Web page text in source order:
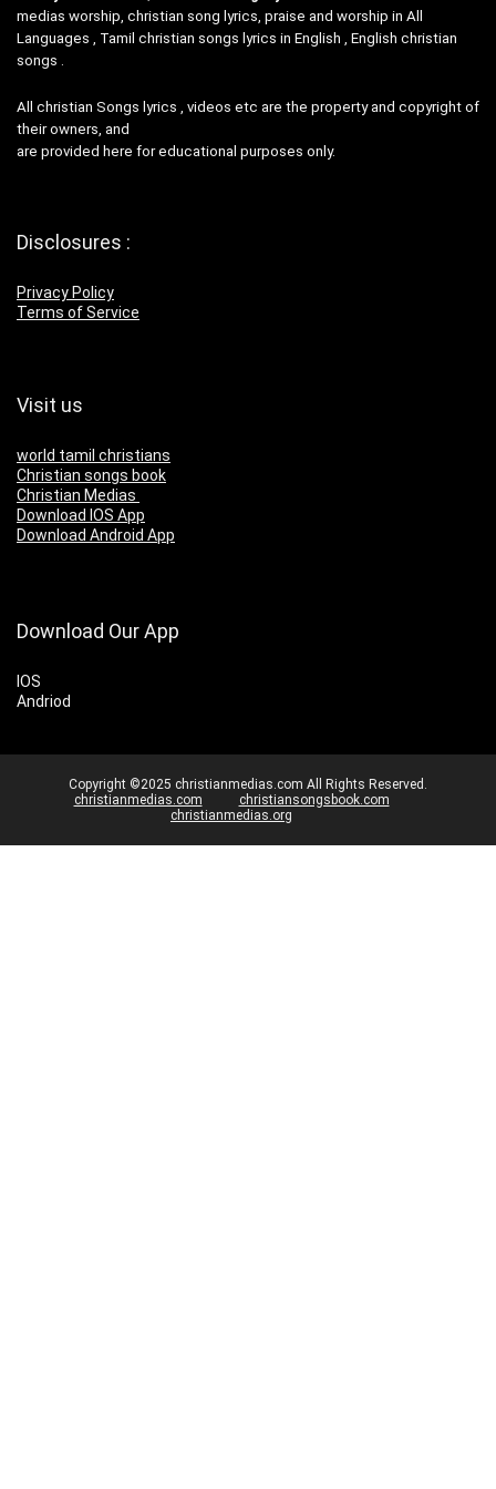
medias worship, christian song lyrics, praise and worship in All
Languages , Tamil christian songs lyrics in English , English christian
songs .
All christian Songs lyrics , videos etc are the property and copyright of
their owners, and
are provided here for educational purposes only.
Disclosures :
Privacy Policy
Terms of Service
Visit us
world tamil christians
Christian songs book
Christian Medias
Download IOS App
Download Android App
Download Our App
IOS
Andriod
Copyright ©2025 christianmedias.com All Rights Reserved.
christianmedias.com
christiansongsbook.com
christianmedias.org